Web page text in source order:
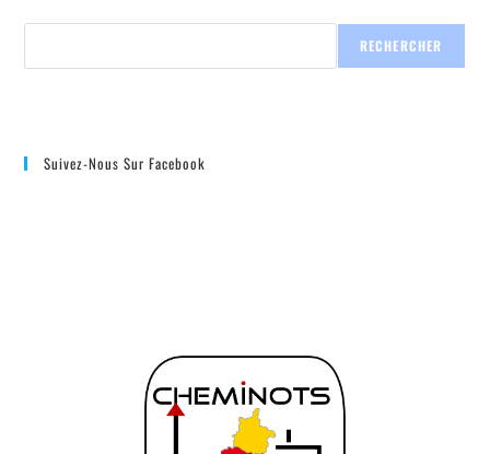
RECHERCHER
Suivez-Nous Sur Facebook